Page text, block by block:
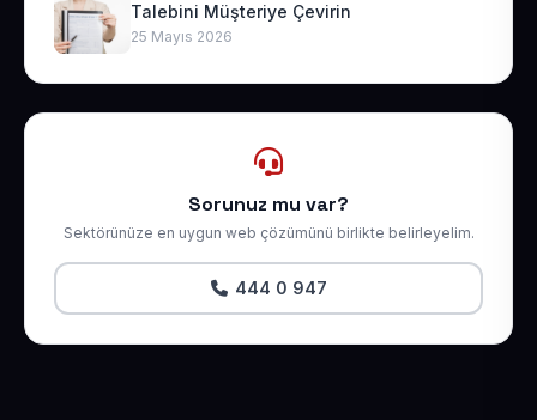
Talebini Müşteriye Çevirin
25 Mayıs 2026
Sorunuz mu var?
Sektörünüze en uygun web çözümünü birlikte belirleyelim.
444 0 947